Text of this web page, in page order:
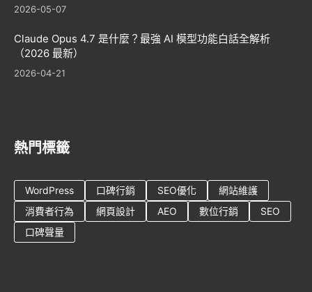
2026-05-07
Claude Opus 4.7 是什麼？最強 AI 模型功能白話全解析
（2026 最新）
2026-04-21
熱門標籤
WordPress 口碑行銷 SEO優化
網站維護
消費者行為
網頁設計 AEO 數位行銷
SEO
口碑聲量